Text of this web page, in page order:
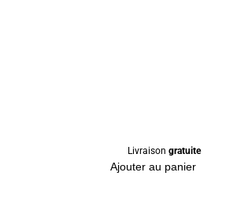
Livraison gratuite
Ajouter au panier